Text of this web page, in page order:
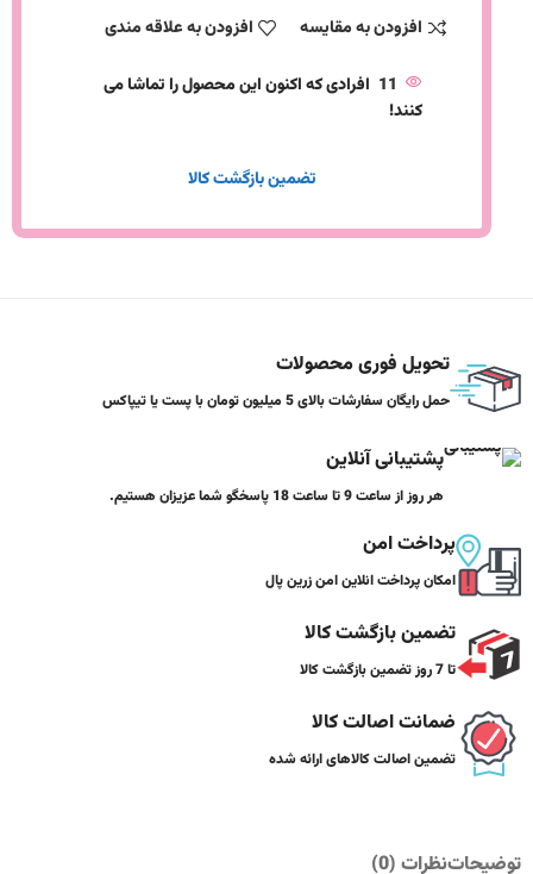
افزودن به مقایسه
افزودن به علاقه مندی
11 افرادی که اکنون این محصول را تماشا می
کنند!
تضمین بازگشت کالا
تحویل فوری محصولات
حمل رایگان سفارشات بالای 5 میلیون تومان با پست یا تیپاکس
پشتیبانی آنلاین
هر روز از ساعت 9 تا ساعت 18 پاسخگو شما عزیزان هستیم.
پرداخت امن
امکان پرداخت انلاین امن زرین پال
تضمین بازگشت کالا
تا 7 روز تضمین بازگشت کالا
ضمانت اصالت کالا
تضمین اصالت کالاهای ارائه شده
توضیحاتنظرات (0)